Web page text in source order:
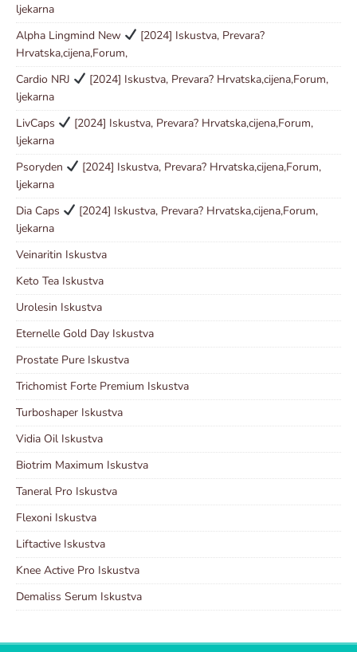
ljekarna
Alpha Lingmind New
[2024] Iskustva, Prevara?
Hrvatska,cijena,Forum,
Cardio NRJ
[2024] Iskustva, Prevara? Hrvatska,cijena,Forum,
ljekarna
LivCaps
[2024] Iskustva, Prevara? Hrvatska,cijena,Forum,
ljekarna
Psoryden
[2024] Iskustva, Prevara? Hrvatska,cijena,Forum,
ljekarna
Dia Caps
[2024] Iskustva, Prevara? Hrvatska,cijena,Forum,
ljekarna
Veinaritin Iskustva
Keto Tea Iskustva
Urolesin Iskustva
Eternelle Gold Day Iskustva
Prostate Pure Iskustva
Trichomist Forte Premium Iskustva
Turboshaper Iskustva
Vidia Oil Iskustva
Biotrim Maximum Iskustva
Taneral Pro Iskustva
Flexoni Iskustva
Liftactive Iskustva
Knee Active Pro Iskustva
Demaliss Serum Iskustva